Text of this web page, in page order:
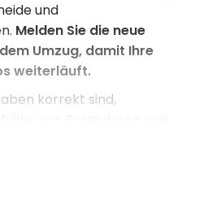
und
Melden Sie die neue
Umzug, damit Ihre
weiterläuft.
korrekt sind,
Besonders bei größeren
oder Wechsel mit